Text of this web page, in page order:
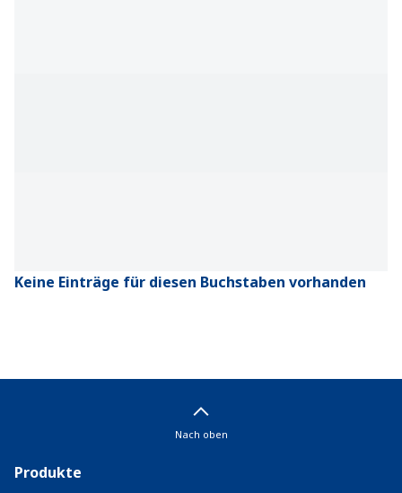
Keine Einträge für diesen Buchstaben vorhanden
Nach oben
Produkte